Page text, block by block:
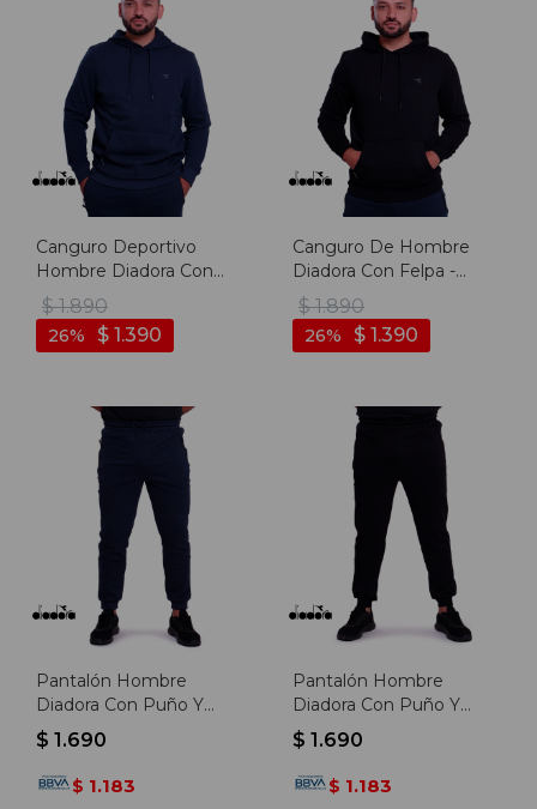
Canguro Deportivo
Hombre Diadora Con
Felpa - Marino
$ 1.890
$ 1.390
26
Canguro De Hombre
Diadora Con Felpa -
Negro
$ 1.890
$ 1.390
26
Pantalón Hombre
Diadora Con Puño Y
Felpa - Marino
$ 1.690
$ 1.183
Pantalón Hombre
Diadora Con Puño Y
Felpa - Negro
$ 1.690
$ 1.183